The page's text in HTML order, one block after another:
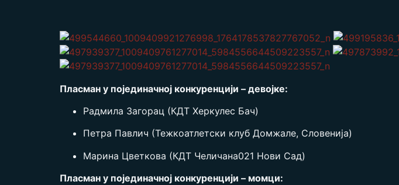
Пласман у појединачној конкуренцији – девојке:
Радмила Загорац (КДТ Херкулес Бач)
Петра Павлич (Тежкоатлетски клуб Домжале, Словенија)
Марина Цветкова (КДТ Челичана021 Нови Сад)
Пласман у појединачној конкуренцији – момци: